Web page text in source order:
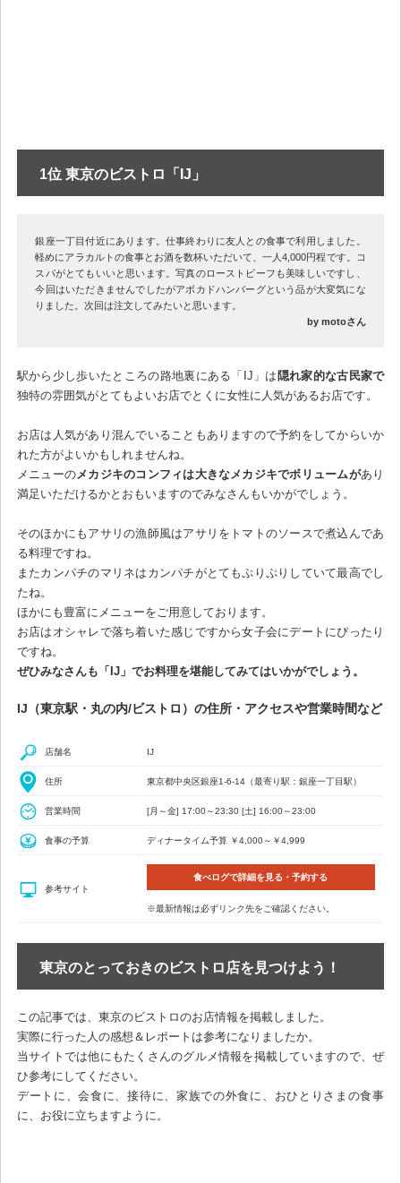
1位 東京のビストロ「IJ」
銀座一丁目付近にあります。仕事終わりに友人との食事で利用しました。
軽めにアラカルトの食事とお酒を数杯いただいて、一人4,000円程です。コ
スパがとてもいいと思います。写真のローストビーフも美味しいですし、
今回はいただきませんでしたがアボカドハンバーグという品が大変気にな
りました。次回は注文してみたいと思います。
by motoさん
駅から少し歩いたところの路地裏にある「IJ」は 隠れ家的な古民家で
独特の雰囲気がとてもよいお店でとくに女性に人気があるお店です。
お店は人気があり混んでいることもありますので予約をしてからいか
れた方がよいかもしれませんね。
メニューの メカジキのコンフィは大きなメカジキでボリュームがあり
満足いただけるかとおもいますのでみなさんもいかがでしょう。
そのほかにもアサリの漁師風はアサリをトマトのソースで煮込んであ
る料理ですね。
またカンパチのマリネはカンパチがとてもぷりぷりしていて最高でし
たね。
ほかにも豊富にメニューをご用意しております。
お店はオシャレで落ち着いた感じですから女子会にデートにぴったり
ですね。
ぜひみなさんも「IJ」でお料理を堪能してみてはいかがでしょう。
IJ（東京駅・丸の内/ビストロ）の住所・アクセスや営業時間など
店舗名 IJ
住所 東京都中央区銀座1-6-14（最寄り駅：銀座一丁目駅）
営業時間 [月～金] 17:00～23:30 [土] 16:00～23:00
食事の予算 ディナータイム予算 ￥4,000～￥4,999
参考サイト
食べログで詳細を見る・予約する
※最新情報は必ずリンク先をご確認ください。
東京のとっておきのビストロ店を見つけよう！
この記事では、東京のビストロのお店情報を掲載しました。
実際に行った人の感想＆レポートは参考になりましたか。
当サイトでは他にもたくさんのグルメ情報を掲載していますので、ぜ
ひ参考にしてください。
デートに、会食に、接待に、家族での外食に、おひとりさまの食事
に、お役に立ちますように。